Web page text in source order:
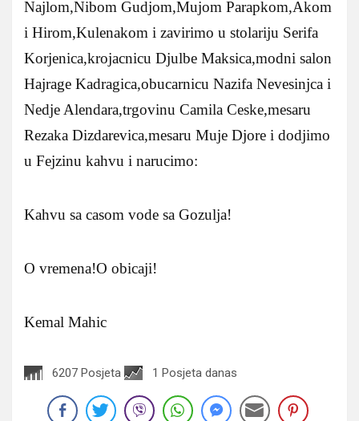
Najlom,Nibom Gudjom,Mujom Parapkom,Akom
i Hirom,Kulenakom i zavirimo u stolariju Serifa
Korjenica,krojacnicu Djulbe Maksica,modni salon
Hajrage Kadragica,obucarnicu Nazifa Nevesinjca i
Nedje Alendara,trgovinu Camila Ceske,mesaru
Rezaka Dizdarevica,mesaru Muje Djore i dodjimo
u Fejzinu kahvu i narucimo:
Kahvu sa casom vode sa Gozulja!
O vremena!O obicaji!
Kemal Mahic
6207 Posjeta 1 Posjeta danas